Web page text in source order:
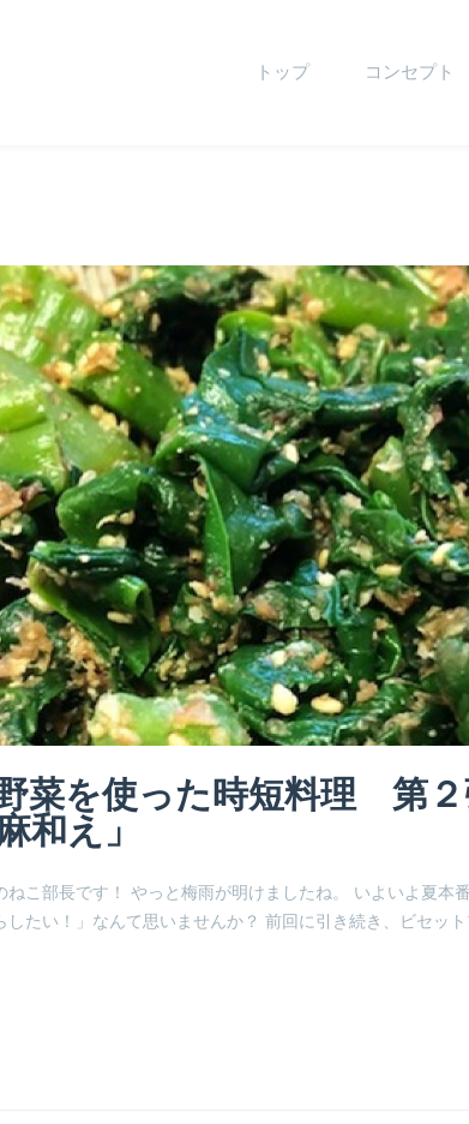
トップ コンセプト
菜を使った時短料理 第
和え」
ねこ部長です！ やっと梅雨が明けましたね。 いよいよ夏本
たい！」なんて思いませんか？ 前回に引き続き、ビセット